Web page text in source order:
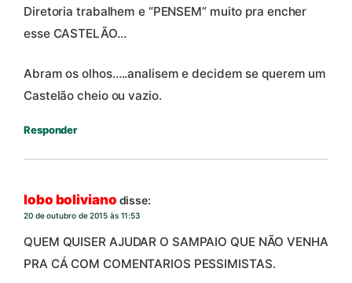
Diretoria trabalhem e “PENSEM” muito pra encher
esse CASTELÃO…
Abram os olhos…..analisem e decidem se querem um
Castelão cheio ou vazio.
Responder
lobo boliviano disse:
20 de outubro de 2015 às 11:53
QUEM QUISER AJUDAR O SAMPAIO QUE NÃO VENHA
PRA CÁ COM COMENTARIOS PESSIMISTAS.